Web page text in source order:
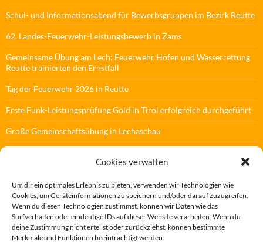
Cookies verwalten
Um dir ein optimales Erlebnis zu bieten, verwenden wir Technologien wie
Cookies, um Geräteinformationen zu speichern und/oder darauf zuzugreifen.
Wenn du diesen Technologien zustimmst, können wir Daten wie das
Surfverhalten oder eindeutige IDs auf dieser Website verarbeiten. Wenn du
deine Zustimmung nicht erteilst oder zurückziehst, können bestimmte
Merkmale und Funktionen beeinträchtigt werden.
Schul- und Informationsabend für Bewerbsgruppen im Bezirk Reutte
62. Landes-Feuerwehr-Leistungsbewerb in Zams
Gemeinsame Übung am Lech: Feuerwehr Höfen und Wasserrettung
Reutte trainierten den Ernstfall
Tag der Feuerwehr 2026 in Reutte
Erste Funk-Leistungsprüfung Gold in Tirol erfolgreich durchgeführt
Große Gemeinschaftsübung in Lechaschau
Atemschutz-Abschnittsübung in Schattwald
Zahlreiche Floriansfeiern im Bezirk Reutte abgeschlossen
Grenz-überschreitende Flughelferübung am Plansee